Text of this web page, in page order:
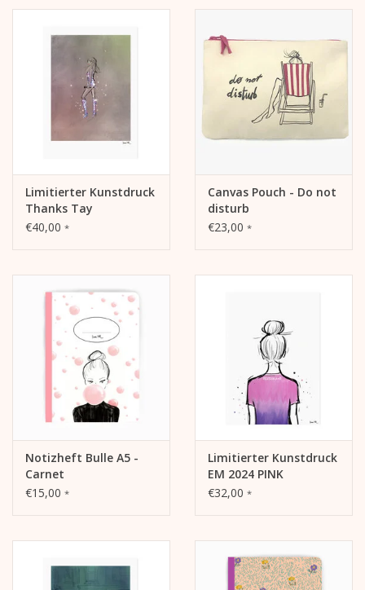
Limitierter Kunstdruck
Thanks Tay
€40,00 *
Canvas Pouch - Do not
disturb
€23,00 *
Notizheft Bulle A5 -
Carnet
€15,00 *
Limitierter Kunstdruck
EM 2024 PINK
€32,00 *